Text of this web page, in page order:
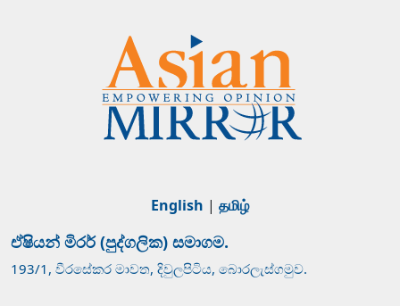
English | தமிழ்
ඒෂියන් මිරර් (පුද්ගලික) සමාගම.
193/1, වීරසේකර මාවත, දිවුලපිටිය, බොරලැස්ගමුව.